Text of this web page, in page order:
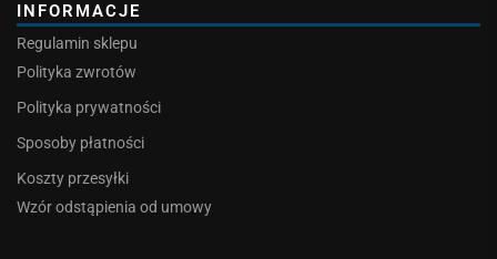
INFORMACJE
Regulamin sklepu
Polityka zwrotów
Polityka prywatności
Sposoby płatności
Koszty przesyłki
Wzór odstąpienia od umowy